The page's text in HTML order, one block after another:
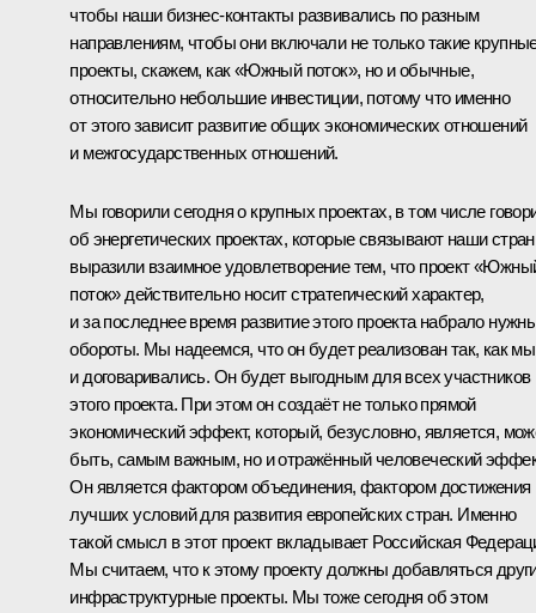
чтобы наши бизнес-контакты развивались по разным
направлениям, чтобы они включали не только такие
проекты, скажем, как «Южный поток», но и обычные,
относительно небольшие инвестиции, потому что именно
от этого зависит развитие общих экономических отношений
и межгосударственных отношений.
Мы говорили сегодня о крупных проектах, в том числе
об энергетических проектах, которые связывают наши
выразили взаимное удовлетворение тем, что проект
поток» действительно носит стратегический характер,
и за последнее время развитие этого проекта набрало
обороты. Мы надеемся, что он будет реализован так, как мы
и договаривались. Он будет выгодным для всех участников
этого проекта. При этом он создаёт не только прямой
экономический эффект, который, безусловно, является,
быть, самым важным, но и отражённый человеческий
Он является фактором объединения, фактором достижения
лучших условий для развития европейских стран. Именно
такой смысл в этот проект вкладывает Российская
Мы считаем, что к этому проекту должны добавляться
инфраструктурные проекты. Мы тоже сегодня об этом